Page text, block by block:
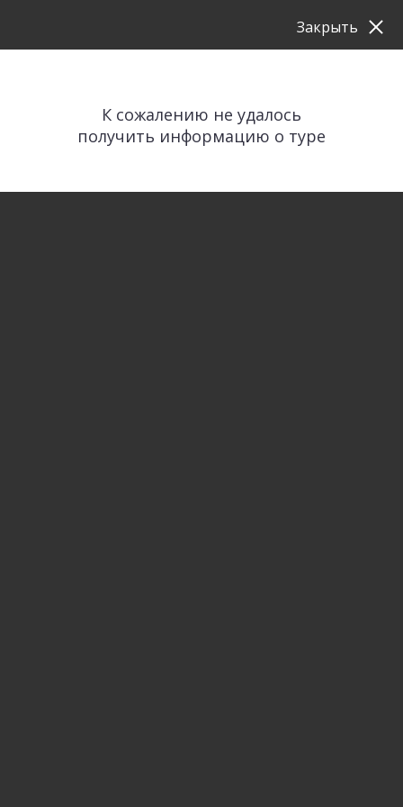
К сожалению не удалось
получить информацию о туре
Закрыть